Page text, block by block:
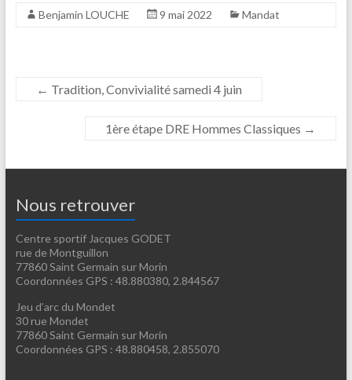
Benjamin LOUCHE 9 mai 2022 Mandat
← Tradition, Convivialité samedi 4 juin
1ère étape DRE Hommes Classiques →
Nous retrouver
Centre sportif Jacques GODET
rue de Montguillon
77860 Saint Germain sur Morin
Coordonnées GPS : 48.880380, 2.844567
Jeu d’arc du Mondet
30 rue Mondet
77860 Saint Germain sur Morin
Coordonnées GPS : 48.880458, 2.855070